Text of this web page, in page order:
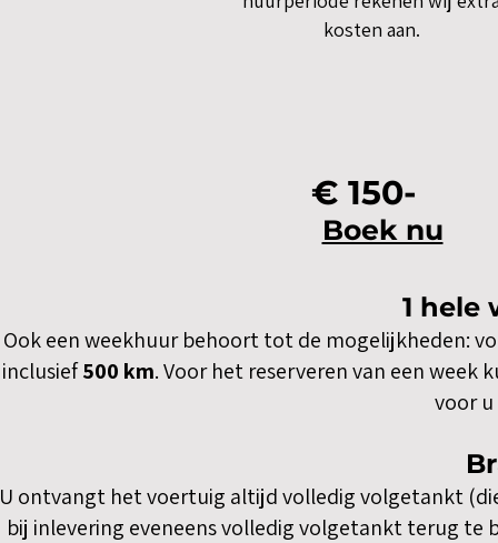
kosten aan.
€ 150-
Boek nu
1 hele
Ook een weekhuur behoort tot de mogelijkheden:
inclusief500 km. Voor het reserveren van een week
voor
ontvangt het voertuig altijd volledig volgetankt
bij inlevering eveneens volledig volgetankt terug te